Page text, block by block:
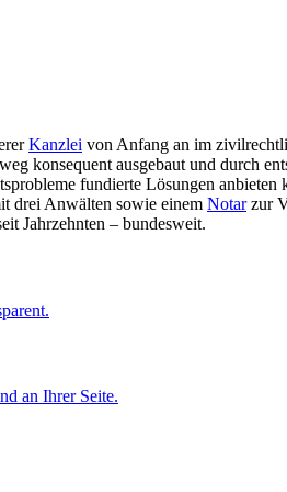
Kanzlei von Anfang an im
konsequent ausgebaut und durch
fundierte Lösungen
drei Anwälten sowie einem Notarzur
Jahrzehnten – bundesweit.
an Ihrer Seite.